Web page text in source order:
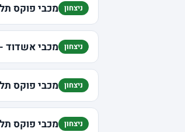
ניצחון מכבי פוקס
ניצחון מכבי אשדוד
ניצחון מכבי פוקס
ניצחון מכבי פוקס